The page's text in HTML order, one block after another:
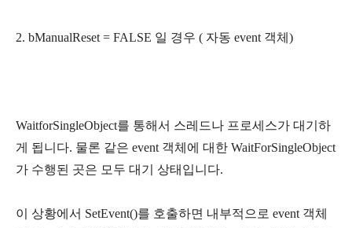
2. bManualReset = FALSE 일 경우 ( 자동 event 객체)
WaitforSingleObject를 통해서 스레드나 프로세스가 대기하
게 됩니다. 물론 같은 event 객체에 대한 WaitForSingleObject
가 수행된 곳은 모두 대기 상태입니다.
이 상황에서 SetEvent()를 호출하면 내부적으로 event 객체